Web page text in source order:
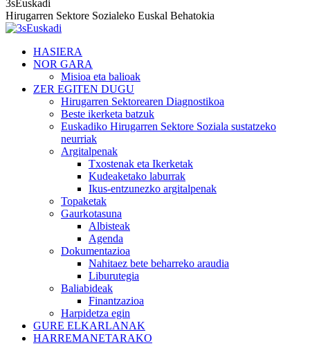
3sEuskadi
Hirugarren Sektore Sozialeko Euskal Behatokia
HASIERA
NOR GARA
Misioa eta balioak
ZER EGITEN DUGU
Hirugarren Sektorearen Diagnostikoa
Beste ikerketa batzuk
Euskadiko Hirugarren Sektore Soziala sustatzeko
neurriak
Argitalpenak
Txostenak eta Ikerketak
Kudeaketako laburrak
Ikus-entzunezko argitalpenak
Topaketak
Gaurkotasuna
Albisteak
Agenda
Dokumentazioa
Nahitaez bete beharreko araudia
Liburutegia
Baliabideak
Finantzazioa
Harpidetza egin
GURE ELKARLANAK
HARREMANETARAKO